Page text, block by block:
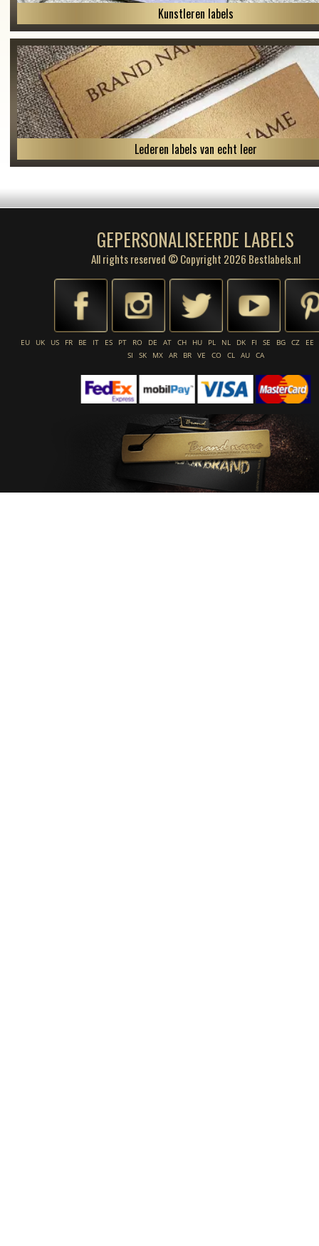
Kunstleren labels
Lederen labels van echt leer
GEPERSONALISEERDE LABELS
All rights reserved © Copyright 2026 Bestlabels.nl
EU UK US FR BE IT ES PT RO DE AT CH HU PL NL DK FI SE BG CZ
EE
SI
SK MX AR BR VE CO CL AU CA